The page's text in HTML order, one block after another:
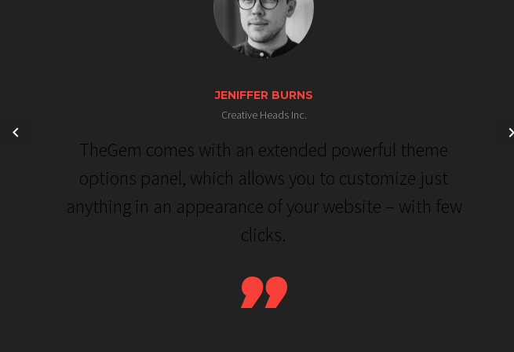
JENIFFER BURNS
Creative Heads Inc.
TheGem comes with an extended powerful theme
options panel, which allows you to customize just
anything in an appearance of your website – with few
clicks.
